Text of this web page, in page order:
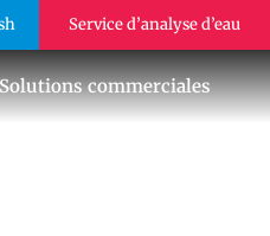
Service d’analyse d’eau
commerciales